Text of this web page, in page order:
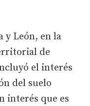
y León, en la
de
el interés
del suelo
interés que es